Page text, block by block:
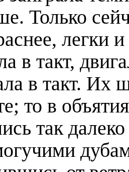
Только
легки
в такт,
в такт. Их
то в
так